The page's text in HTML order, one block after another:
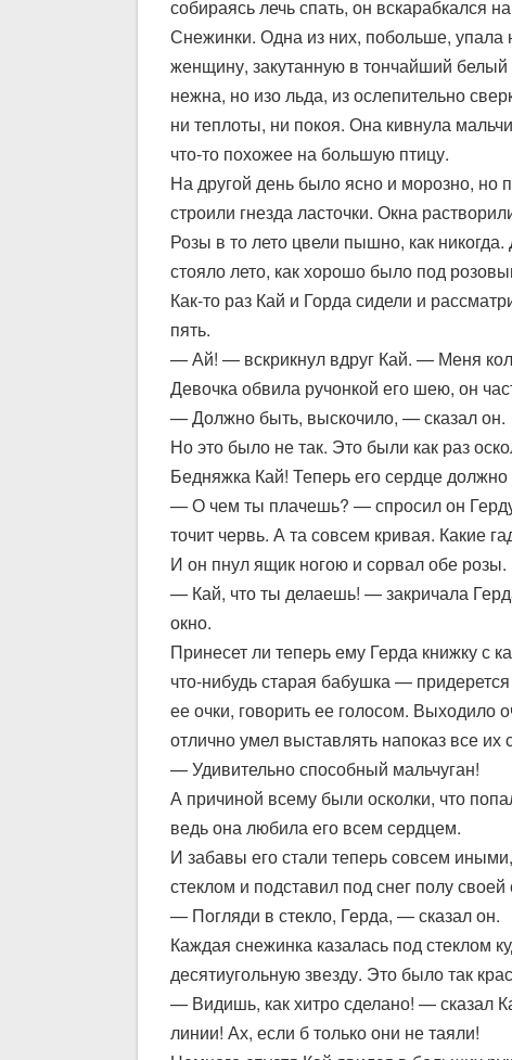
собираясь лечь спать, он вскарабкался
Снежинки. Одна из них, побольше, упала
женщину, закутанную в тончайший белый
нежна, но изо льда, из ослепительно
ни теплоты, ни покоя. Она кивнула
что-то похожее на большую птицу.
На другой день было ясно и морозно, но
строили гнезда ласточки. Окна
Розы в то лето цвели пышно, как
стояло лето, как хорошо было под
Как-то раз Кай и Горда сидели и
пять.
— Ай! — вскрикнул вдруг Кай. — Меня
Девочка обвила ручонкой его шею, он
— Должно быть, выскочило, — сказал он.
Но это было не так. Это были как раз
Бедняжка Кай! Теперь его сердце должно
— О чем ты плачешь? — спросил он
точит червь. А та совсем кривая. Какие
И он пнул ящик ногою и сорвал обе розы.
— Кай, что ты делаешь! — закричала
окно.
Принесет ли теперь ему Герда книжку с
что-нибудь старая бабушка —
ее очки, говорить ее голосом. Выходило
отлично умел выставлять напоказ все их
— Удивительно способный мальчуган!
А причиной всему были осколки, что
ведь она любила его всем сердцем.
И забавы его стали теперь совсем
стеклом и подставил под снег полу своей
— Погляди в стекло, Герда, — сказал он.
Каждая снежинка казалась под стеклом
десятиугольную звезду. Это было так
— Видишь, как хитро сделано! — сказал
линии! Ах, если б только они не таяли!